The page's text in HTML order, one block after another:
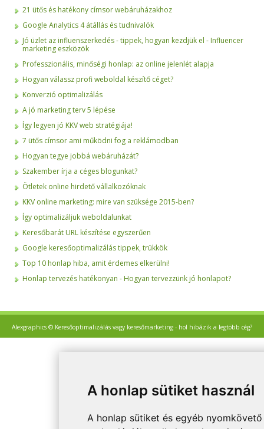
A honlap sütiket használ
A honlap sütiket és egyéb nyomkövető
21 ütős és hatékony címsor webáruházakhoz
Google Analytics 4 átállás és tudnivalók
Jó üzlet az influenszerkedés - tippek, hogyan kezdjük el - Influencer
marketing eszközök
Professzionális, minőségi honlap: az online jelenlét alapja
Hogyan válassz profi weboldal készítő céget?
Konverzió optimalizálás
A jó marketing terv 5 lépése
Így legyen jó KKV web stratégiája!
7 ütős címsor ami működni fog a reklámodban
Hogyan tegye jobbá webáruházát?
Szakember írja a céges blogunkat?
Ötletek online hirdető vállalkozóknak
KKV online marketing: mire van szüksége 2015-ben?
Így optimalizáljuk weboldalunkat
Keresőbarát URL készítése egyszerűen
Google keresőoptimalizálás tippek, trükkök
Top 10 honlap hiba, amit érdemes elkerülni!
Honlap tervezés hatékonyan - Hogyan tervezzünk jó honlapot?
Alexgraphics © Keresőoptimalizálás vagy keresőmarketing - hol hibázik a legtöbb cég?